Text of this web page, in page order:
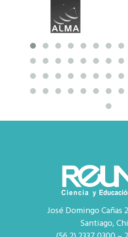
José Domingo Cañas
Santiago,